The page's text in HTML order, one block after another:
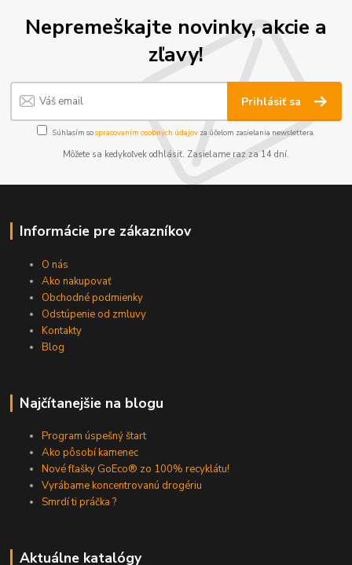
Nepremeškajte novinky, akcie a
zľavy!
Prihlásiť sa
Súhlasím sospracovaním osobných údajov za účelom zasielania newslettera.
Môžete sa kedykoľvek odhlásiť. Zasielame raz za 14 dní.
Informácie pre zákazníkov
O nás
Ako nakupovať
Obchodné podmienky
Odstúpenie od zmluvy
Kontakty
Blog
Najčítanejšie na blogu
Program úspešný štart
Ako pôsobí kamenec
Nové fľašky GoEco® zo 100% recyklátu!
Vyrábame koncentrovanú drogériu
Smrdí ti práčka ?
Aktuálne katalógy